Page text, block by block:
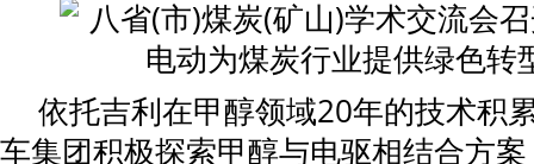
依托吉利在甲醇领域20年的技术积
车集团积极探索甲醇与电驱相结合方